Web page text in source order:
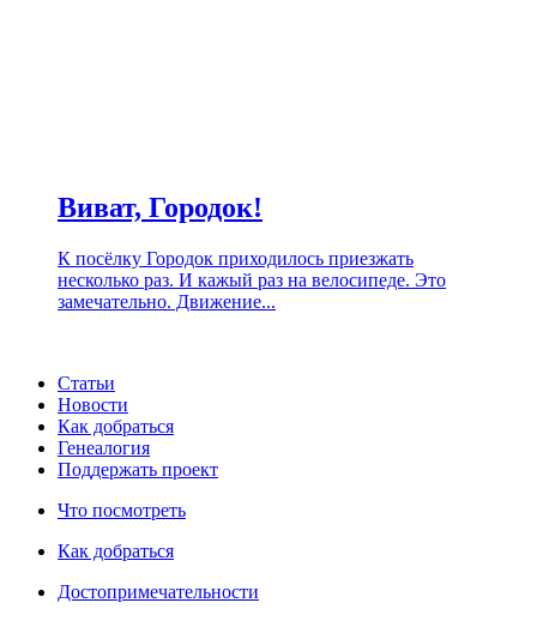
Виват, Городок!
К посёлку Городок приходилось приезжать
несколько раз. И кажый раз на велосипеде. Это
замечательно. Движение...
Статьи
Новости
Как добраться
Генеалогия
Поддержать проект
Что посмотреть
Как добраться
Достопримечательности